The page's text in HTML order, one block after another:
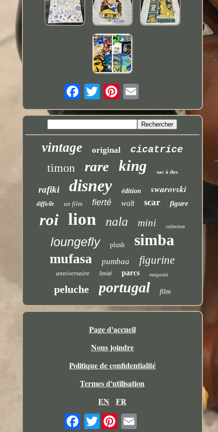
vintage original cicatrice
timon rare king sac à dos
rafiki disney édition swarovski
difficile un film fierté walt scar figure
roi lion nala mini collection
loungefly plush simba
mufasa pumbaa figurine
anniversaire limité parcs magasin
peluche portugal film
Page d'accueil
Nous joindre
Politique de confidentialité
Termes d'utilisation
EN
FR
Twitter